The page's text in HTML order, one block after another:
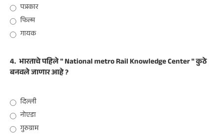
पत्रकार
फिल्म
गायक
4. भारताचे पहिले " National metro Rail Knowledge Center " कुठे
बनवले जाणार आहे ?
दिल्ली
नोएडा
गुरुग्राम